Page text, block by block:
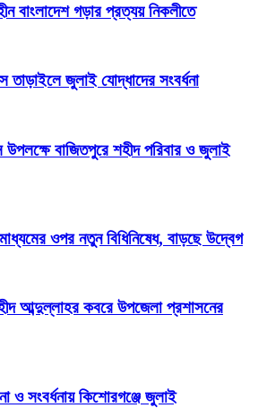
বাংলাদেশ গড়ার প্রত্যয় নিকলীতে
জুলাই যোদ্ধাদের সংবর্ধনা
বাজিতপুরে শহীদ পরিবার ও জুলাই
ওপর নতুন বিধিনিষেধ, বাড়ছে উদ্বেগ
আব্দুল্লাহর কবরে উপজেলা প্রশাসনের
সংবর্ধনায় কিশোরগঞ্জে জুলাই